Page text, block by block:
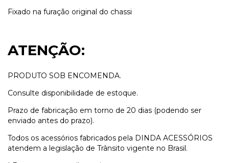
Fixado na furação original do chassi
ATENÇÃO:
PRODUTO SOB ENCOMENDA.
Consulte disponibilidade de estoque.
Prazo de fabricação em torno de 20 dias (podendo ser
enviado antes do prazo).
Todos os acessórios fabricados pela DINDA ACESSÓRIOS
atendem a legislação de Trânsito vigente no Brasil.